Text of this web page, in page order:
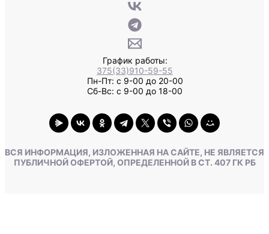
График работы:
375(33)910-59-55
Пн-Пт: с 9-00 до 20-00
Сб-Вс: с 9-00 до 18-00
ВСЯ ИНФОРМАЦИЯ, ИЗЛОЖЕННАЯ НА САЙТЕ, НЕ ЯВЛЯЕТСЯ
ПУБЛИЧНОЙ ОФЕРТОЙ, ОПРЕДЕЛЕННОЙ В СТ. 407 ГК РБ